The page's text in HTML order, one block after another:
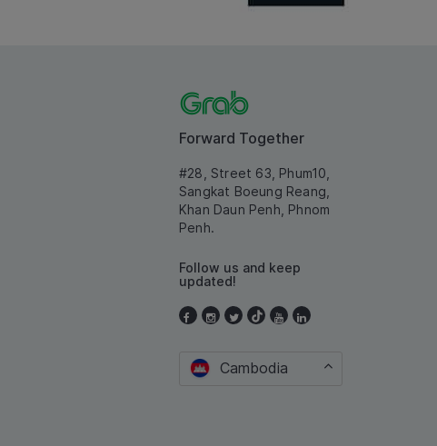
Forward Together
#28, Street 63, Phum10,
Sangkat Boeung Reang,
Khan Daun Penh, Phnom
Penh.
Follow us and keep
updated!
Cambodia